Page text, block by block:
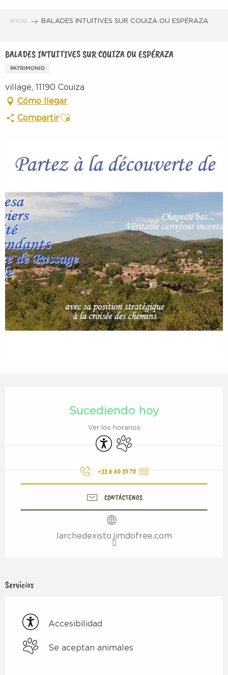
Inicio BALADES INTUITIVES SUR COUIZA OU ESPÉRAZA
BALADES INTUITIVES SUR COUIZA OU ESPÉRAZA
PATRIMONIO
village, 11190 Couiza
Cómo llegar
CompartirAjouter aux favoris
Sucediendo hoy
Ver los horarios
Accesibilidad
Se aceptan animales
+33 6 60 35 70 ▒▒
CONTÁCTENOS
larchedexisto.jimdofree.com
Servicios
Accesibilidad
Se aceptan animales